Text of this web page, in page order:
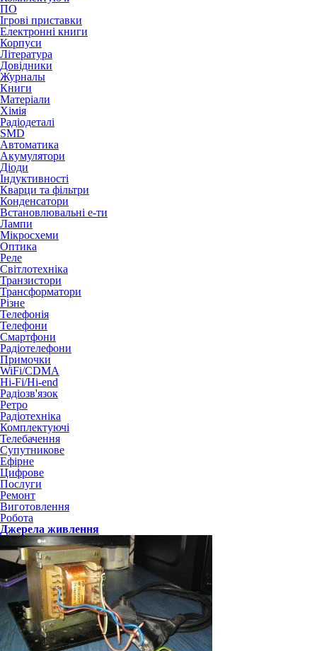
ПО
Ігрові приставки
Електронні книги
Корпуси
Література
Довідники
Журналы
Книги
Матеріали
Хімія
Радіодеталі
SMD
Автоматика
Акумулятори
Діоди
Індуктивності
Кварци та фільтри
Конденсатори
Встановлювальні е-ти
Лампи
Мікросхеми
Оптика
Реле
Світлотехніка
Транзистори
Трансформатори
Різне
Телефонія
Телефони
Смартфони
Радіотелефони
Примочки
WiFi/CDMA
Hi-Fi/Hi-end
Радіозв'язок
Ретро
Радіотехніка
Комплектуючі
Телебачення
Супутникове
Ефірне
Цифрове
Послуги
Ремонт
Виготовлення
Робота
Джерела живлення